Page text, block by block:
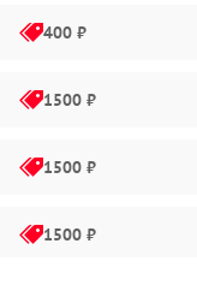
400 ₽
1500 ₽
1500 ₽
1500 ₽